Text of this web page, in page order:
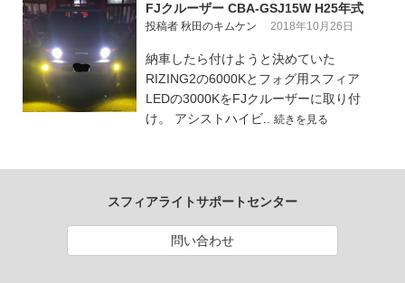
FJクルーザー CBA-GSJ15W H25年式
投稿者 秋田のキムケン 2018年10月26日
納車したら付けようと決めていた
RIZING2の6000Kとフォグ用スフィア
LEDの3000KをFJクルーザーに取り付
け。 アシストハイビ.. 続きを見る
スフィアライトサポートセンター
問い合わせ